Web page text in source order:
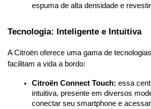
espuma de alta densidade e
Tecnologia: Inteligente e Intuitiva
A Citroën oferece uma gama de
facilitam a vida a bordo:
Citroën Connect Touch: essa
intuitiva, presente em diversos
conectar seu smartphone e